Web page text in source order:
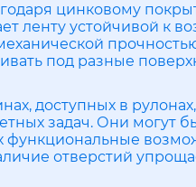
цинковому
ленту устойчивой к
под разные
доступных в
задач. Они могут
функциональные
отверстий